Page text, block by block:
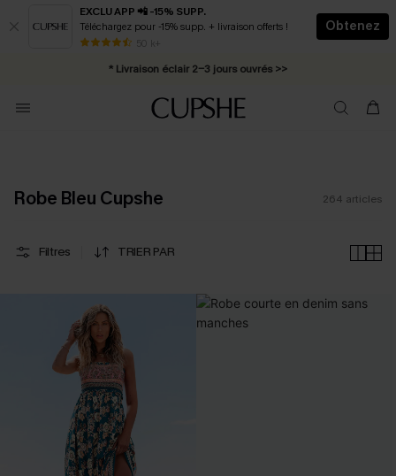
EXCLU APP 📲 -15% SUPP.
Téléchargez pour -15% supp. + livraison offerts !
50 k+
Obtenez
* Livraison éclair 2-3 jours ouvrés >>
Abonnement E-mail : -25% dès 4 achetés >>
Robe Bleu Cupshe 264 articles
Filtres TRIER PAR